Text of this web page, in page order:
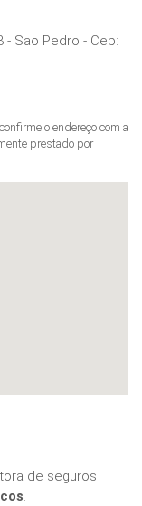
- Sao Pedro - Cep:
o endereço com a
prestado por
de seguros
.